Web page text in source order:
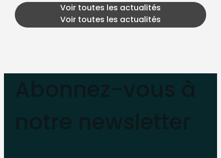
Voir toutes les actualités
Voir toutes les actualités